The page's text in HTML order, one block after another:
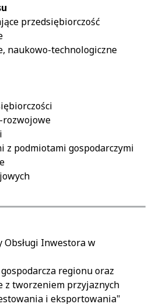
przedsiębiorczość
naukowo-technologiczne
rozwojowe
z podmiotami gospodarczymi
Obsługi Inwestora w
regionu oraz
z tworzeniem przyjaznych
i eksportowania"